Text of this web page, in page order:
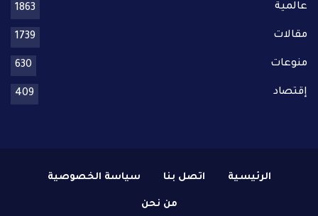
عالمية 1863
مقالات 1739
منوعات 630
إقتصاد 409
الرئيسية اتصل بنا سياسة الخصوصية
من نحن